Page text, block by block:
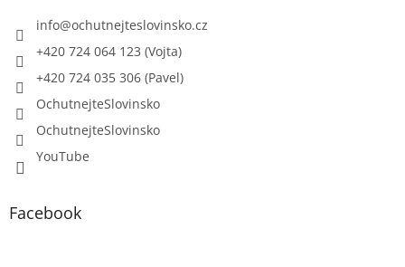
info@ochutnejteslovinsko.cz
+420 724 064 123 (Vojta)
+420 724 035 306 (Pavel)
OchutnejteSlovinsko
OchutnejteSlovinsko
YouTube
Facebook